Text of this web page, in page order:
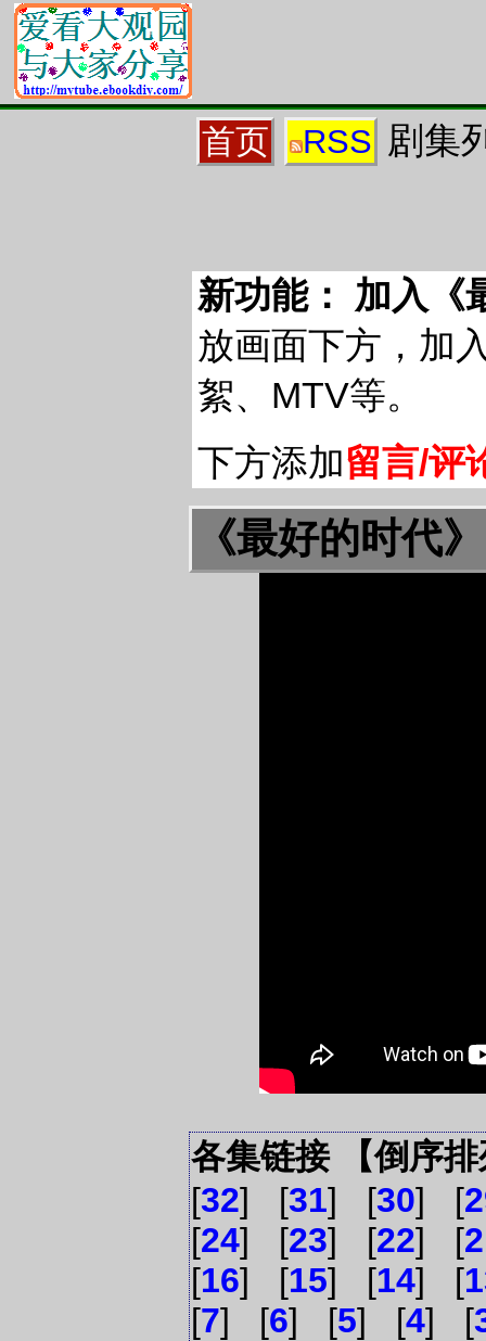
首页 RSS 剧集
新功能： 加入《
放画面下方，加
絮、MTV等。
下方添加留言/评
《最好的时代
各集链接 【倒序
[32] [31] [30] [
[24] [23] [22] [
[16] [15] [14] [
[7] [6] [5] [4] [